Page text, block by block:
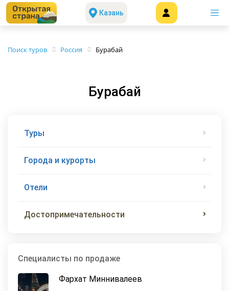
Казань
Поиск туров Россия Бурабай
Бурабай
Туры
Города и курорты
Отели
Достопримечательности
Специалисты по продаже
Фархат Миннивалеев